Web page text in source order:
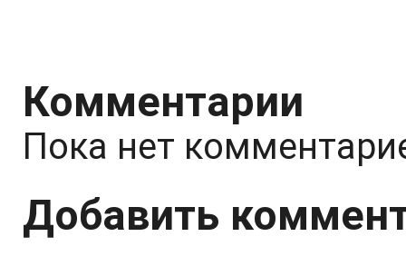
Комментарии
Пока нет
Добавить